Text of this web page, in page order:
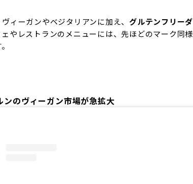
ィーガンやベジタリアンに加え、 グルテンフリー
ェやレストランのメニューには、先ほどのマーク同
ンのヴィーガン市場が急拡大